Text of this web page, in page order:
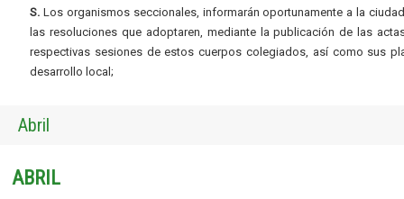
S. Los organismos seccionales, informarán oportunamente a la
las resoluciones que adoptaren, mediante la publicación de las
respectivas sesiones de estos cuerpos colegiados, así como sus
desarrollo local;
Abril
ABRIL